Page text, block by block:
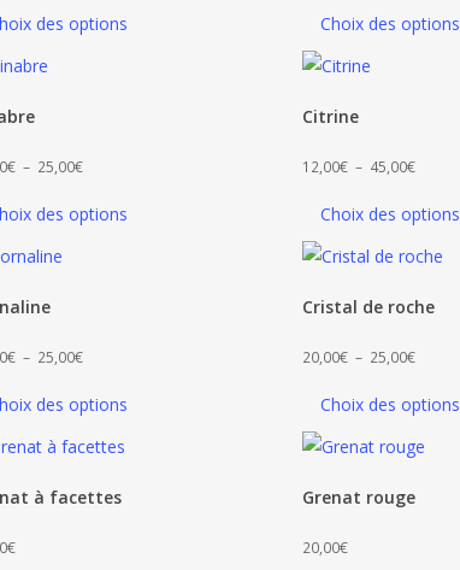
des options Choix des options
des options
€ – 25,00€Plage
prix :
Choix des options
Citrine
12,00€ – 45,00€Plage
prix :
12,00€
des options
€ – 25,00€Plage
prix :
12,00€
Choix des options
Cristal de roche
20,00€ – 25,00€Plage
prix :
20,00€
à facettes
€
Grenat rouge
20,00€